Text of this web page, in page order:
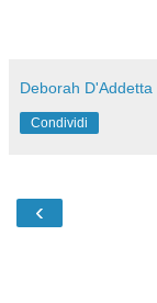
Deborah D'Addetta
Condividi
‹